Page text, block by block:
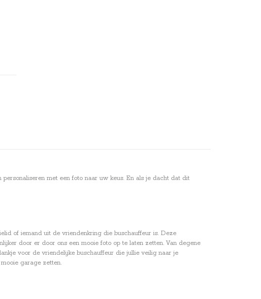
met een foto naar uw keus. En als je dacht dat dit
of iemand uit de vriendenkring die buschauffeur is. Deze
door er door ons een mooie foto op te laten zetten. Van degene
voor de vriendelijke buschauffeur die jullie veilig naar je
garage zetten.